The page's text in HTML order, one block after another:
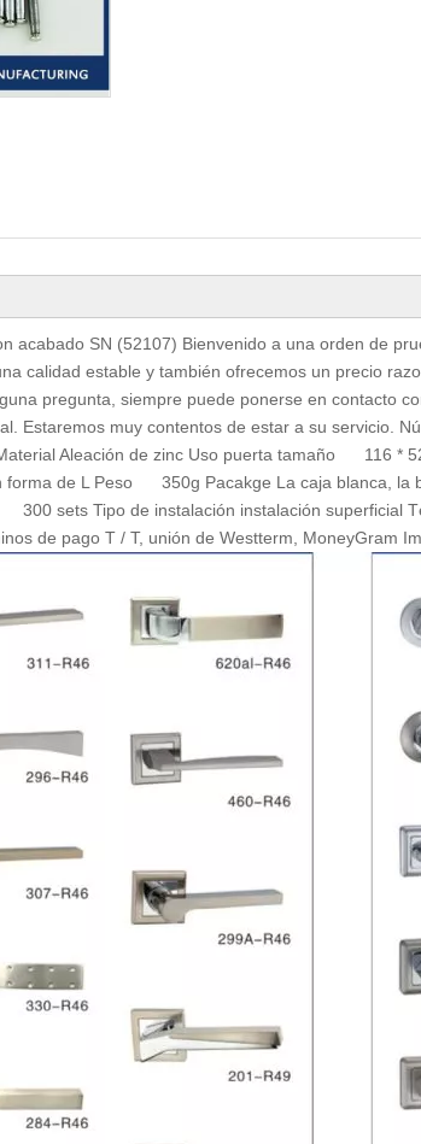
acabado SN (52107) Bienvenido a una orden de
calidad estable y también ofrecemos un precio
pregunta, siempre puede ponerse en contacto
Estaremos muy contentos de estar a su servicio.
Material Aleación de zinc Uso puerta tamaño
de L Peso 350g Pacakge La caja blanca, la
sets Tipo de instalación instalación superficial
de pago T / T, unión de Westterm, MoneyGram